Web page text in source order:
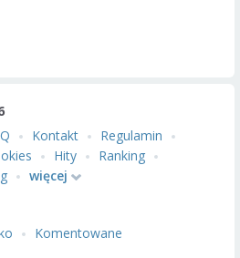
Kontakt
Regulamin
Hity
Ranking
więcej
Komentowane